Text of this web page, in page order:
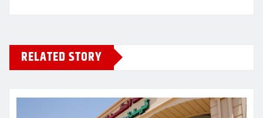
RELATED STORY